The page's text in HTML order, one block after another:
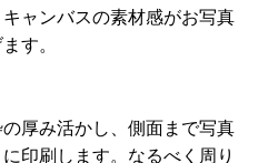
ャンバスの素材感がお写真
す。
厚み活かし、側面まで写真
印刷します。なるべく周り